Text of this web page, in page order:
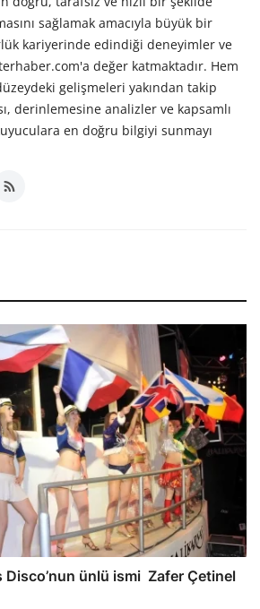
sağlamak amacıyla büyük bir
kariyerinde edindiği deneyimler ve
değer katmaktadır. Hem
gelişmeleri yakından takip
derinlemesine analizler ve kapsamlı
en doğru bilgiyi sunmayı
Disco’nun ünlü ismi Zafer Çetinel